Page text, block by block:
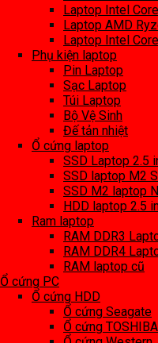
Laptop Intel
Laptop AMD
Laptop Intel
Phụ kiện laptop
Pin Laptop
Sạc Laptop
Túi Laptop
Bộ Vệ Sinh
Đế tản nhiệt
Ổ cứng laptop
SSD Laptop 2.5
SSD laptop M2
SSD M2 laptop
HDD laptop 2.5
Ram laptop
RAM DDR3
RAM DDR4
RAM laptop cũ
Ổ cứng PC
Ổ cứng HDD
Ổ cứng Seagate
Ổ cứng TOSHIBA